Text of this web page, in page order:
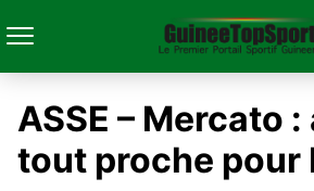
ASSE – Mercato
tout proche pour